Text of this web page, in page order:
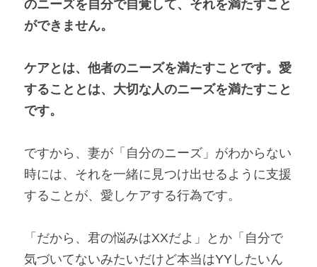
のニーズを自分で自覚して、それを満たすこと
ができません。
ケアとは、他者のニーズを満たすことです。愛
することとは、大切な人のニーズを満たすこと
です。
ですから、妻が「自分のニーズ」がわからない
時には、それを一緒に見つけ出せるように支援
することが、愛しケアする行為です。
「だから、君の悩みはXXだよ」とか「自分で
気づいてないみたいだけど本当はYYしたいん